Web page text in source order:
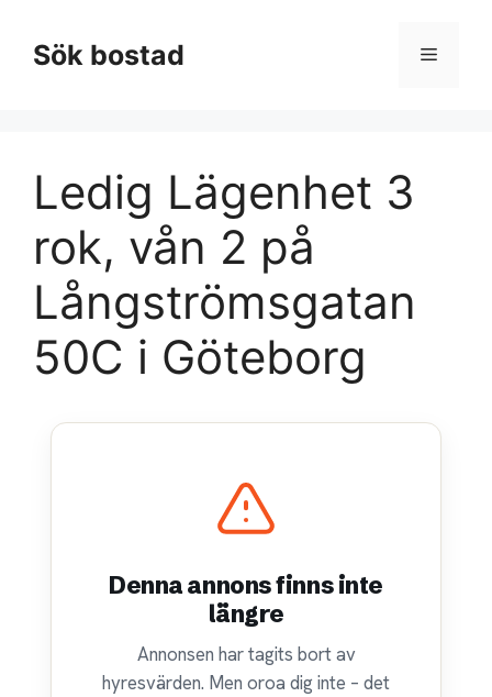
innehållSök bostad Meny
Ledig Lägenhet 3
rok, vån 2 på
Långströmsgatan
50C i Göteborg
Denna annons finns inte
längre
Annonsen har tagits bort av
hyresvärden. Men oroa dig inte – det